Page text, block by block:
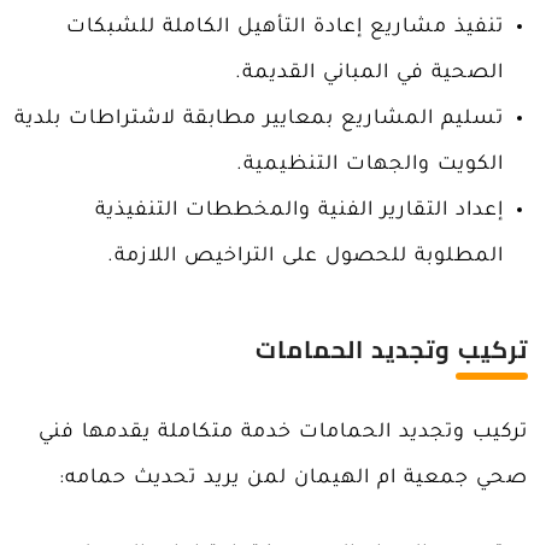
تنفيذ مشاريع إعادة التأهيل الكاملة للشبكات
الصحية في المباني القديمة.
تسليم المشاريع بمعايير مطابقة لاشتراطات بلدية
الكويت والجهات التنظيمية.
إعداد التقارير الفنية والمخططات التنفيذية
المطلوبة للحصول على التراخيص اللازمة.
تركيب وتجديد الحمامات
تركيب وتجديد الحمامات خدمة متكاملة يقدمها فني
صحي جمعية ام الهيمان لمن يريد تحديث حمامه: